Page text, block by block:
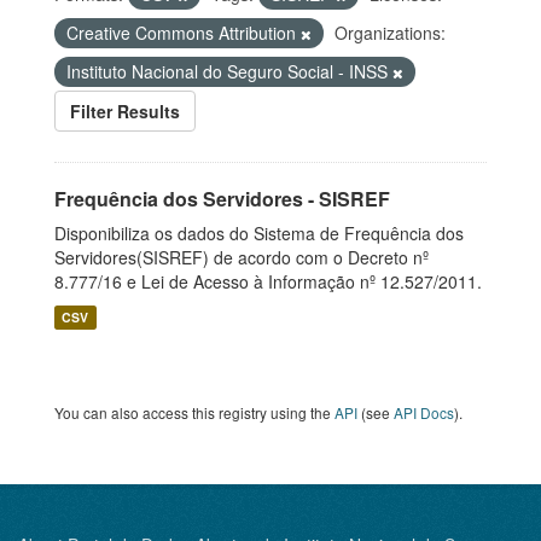
Creative Commons Attribution
Organizations:
Instituto Nacional do Seguro Social - INSS
Filter Results
Frequência dos Servidores - SISREF
Disponibiliza os dados do Sistema de Frequência dos
Servidores(SISREF) de acordo com o Decreto nº
8.777/16 e Lei de Acesso à Informação nº 12.527/2011.
CSV
You can also access this registry using the API (see API Docs).